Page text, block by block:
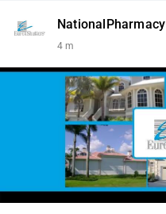
NationalPharmacy
4 m